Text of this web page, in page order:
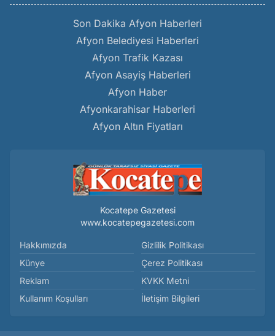
Son Dakika Afyon Haberleri
Afyon Belediyesi Haberleri
Afyon Trafik Kazası
Afyon Asayiş Haberleri
Afyon Haber
Afyonkarahisar Haberleri
Afyon Altın Fiyatları
Kocatepe Gazetesi
www.kocatepegazetesi.com
Hakkımızda
Künye
Reklam
Kullanım Koşulları
Gizlilik Politikası
Çerez Politikası
KVKK Metni
İletişim Bilgileri